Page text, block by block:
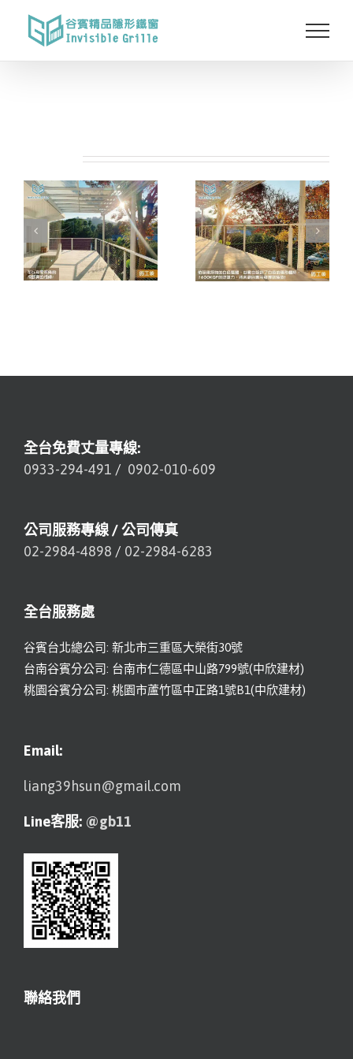
全台免費丈量專線:
0933-294-491 / 0902-010-609
公司服務專線 / 公司傳真
02-2984-4898 / 02-2984-6283
全台服務處
谷賓台北總公司: 新北市三重區大榮街30號
台南谷賓分公司: 台南市仁德區中山路799號(中欣建材)
桃園谷賓分公司: 桃園市蘆竹區中正路1號B1(中欣建材)
Email:
liang39hsun@gmail.com
Line客服: @gb11
聯絡我們